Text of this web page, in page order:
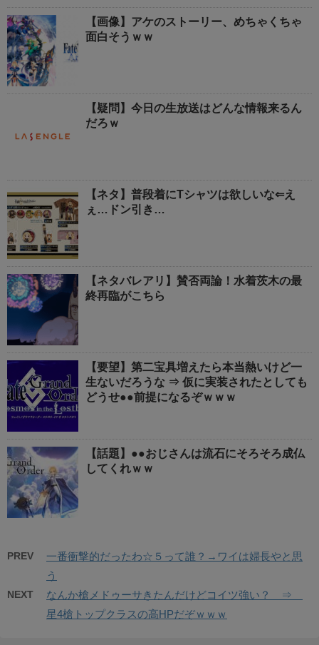
【画像】アケのストーリー、めちゃくちゃ
面白そうｗｗ
【疑問】今日の生放送はどんな情報来るん
だろｗ
【ネタ】普段着にTシャツは欲しいな⇐え
ぇ…ドン引き…
【ネタバレアリ】賛否両論！水着茨木の最
終再臨がこちら
【要望】第二宝具増えたら本当熱いけど一
生ないだろうな ⇒ 仮に実装されたとしても
どうせ●●前提になるぞｗｗｗ
【話題】●●おじさんは流石にそろそろ成仏
してくれｗｗ
PREV
一番衝撃的だったわ☆５って誰？→ワイは婦長やと思
う
NEXT
なんか槍メドゥーサきたんだけどコイツ強い？ ⇒
星4槍トップクラスの高HPだぞｗｗｗ